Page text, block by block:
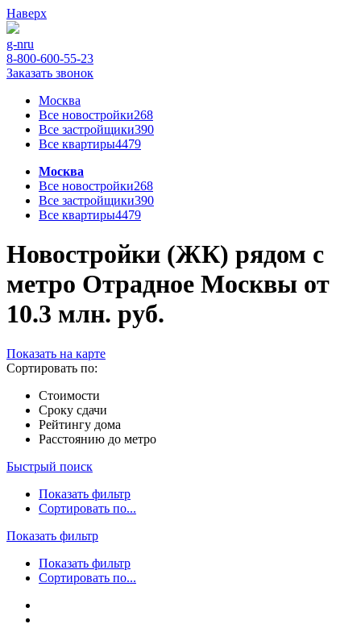
Наверх
g-nru
8-800-600-55-23
Заказать звонок
Москва
Все новостройки268
Все застройщики390
Все квартиры4479
Москва
Все новостройки268
Все застройщики390
Все квартиры4479
Новостройки (ЖК) рядом с
метро Отрадное Москвы от
10.3 млн. руб.
Показать на карте
Сортировать по:
Стоимости
Сроку сдачи
Рейтингу дома
Расстоянию до метро
Быстрый поиск
Показать фильтр
Сортировать по...
Показать фильтр
Показать фильтр
Сортировать по...